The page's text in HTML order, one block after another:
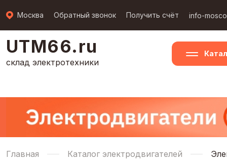
Москва Обратный звонок Получить счёт info-
UTM66.ru
склад электротехники
Главная Каталог электродвигателей